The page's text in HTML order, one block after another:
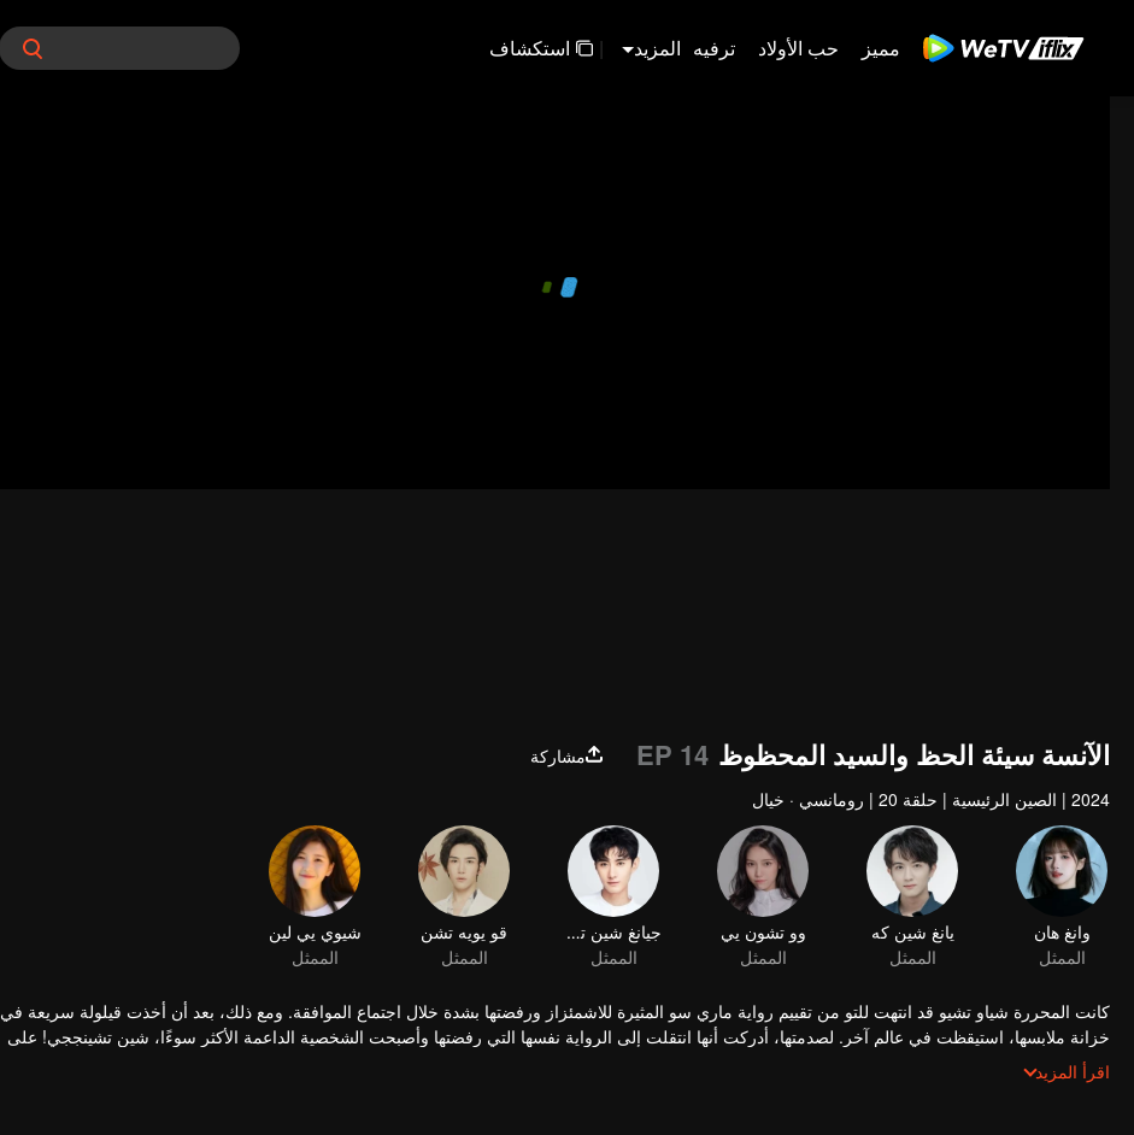
مميز حب الأولاد ترفيه المزيد | استكشاف
الآنسة سيئة الحظ والسيد المحظوظ EP 14
مشاركة
2024
| الصين الرئيسية | حلقة 20 | رومانسي · خيال
كانت المحررة شياو تشيو قد انتهت للتو من تقييم رواية ماري سو المثيرة للاشمئزاز ورفضتها بشدة خلال اجتماع الموافقة. ومع ذلك، بعد أن أخذت قيلولة سريعة في
خزانة ملابسها، استيقظت في عالم آخر. لصدمتها، أدركت أنها انتقلت إلى الرواية نفسها التي رفضتها وأصبحت الشخصية الداعمة الأكثر سوءًا، شين تشينججي! على
الرغم من أنها تمتلك قدرة "الغش الذهبي" للمؤلف على رؤية قيمة حظ الجميع، إلا أن حظها منخفض بشكل كارثي، مما يجذب جميع أنواع سوء الحظ. يخبرها نظام
الرواية أنه فقط من خلال البقاء بالقرب من "تعويذة الحظ" الذكر الرئيسي، جو ييتشين، يمكن أن تزيد قيمة حظها - وعندها فقط ستتاح لها فرصة العودة إلى المنزل.
اقرأ المزيد